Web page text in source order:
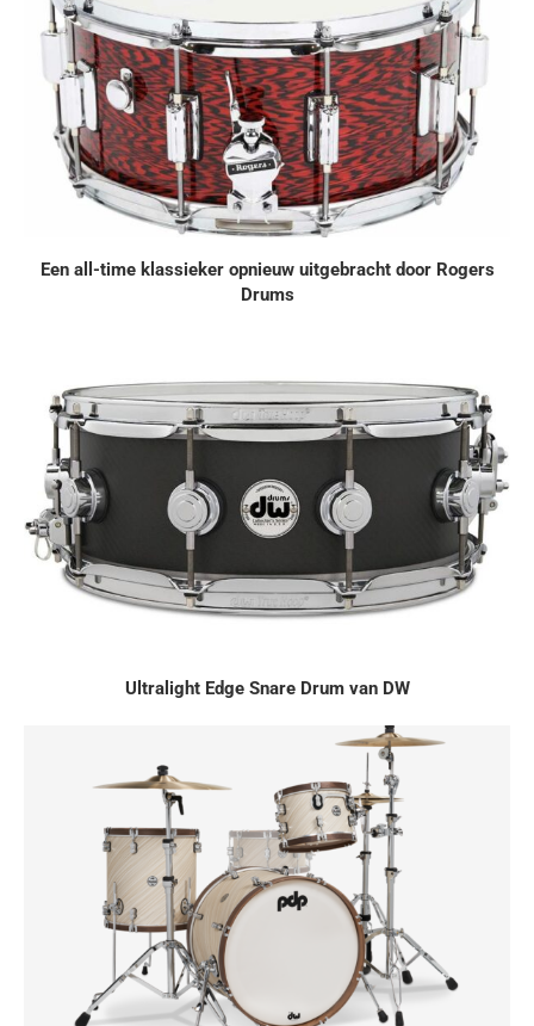
Een all-time klassieker opnieuw uitgebracht door Rogers
Drums
Ultralight Edge Snare Drum van DW